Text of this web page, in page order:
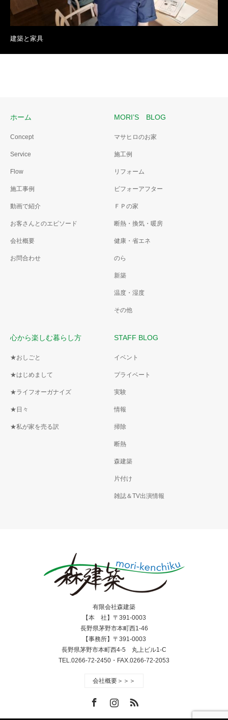
建築と家具
ホーム
Concept
Service
Flow
施工事例
動画で紹介
お客さんとのエピソード
会社概要
お問合わせ
MORI’S BLOG
マサヒロのお家
施工例
リフォーム
ビフォーアフター
ＦＰの家
断熱・換気・暖房
健康・省エネ
のら
新築
温度・湿度
その他
心から楽しむ暮らし方
★おしごと
★はじめまして
★ライフオーガナイズ
★日々
★私が家を売る訳
STAFF BLOG
イベント
プライベート
実験
情報
掃除
断熱
森建築
片付け
雑誌＆TV出演情報
有限会社森建築
【本 社】〒391-0003
長野県茅野市本町西1-46
【事務所】〒391-0003
長野県茅野市本町西4-5 丸上ビル1-C
TEL.0266-72-2450・FAX.0266-72-2053
会社概要＞＞＞